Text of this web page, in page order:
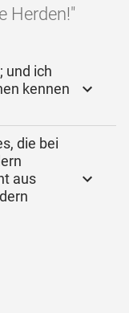
Herden!"
und ich
kennen
die bei
aus